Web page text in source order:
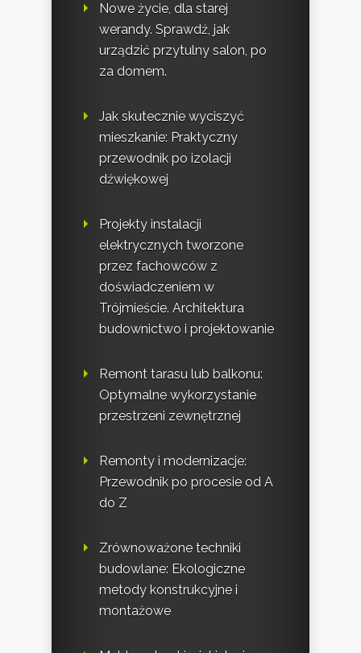
Nowe życie, dla starej
werandy. Sprawdź, jak
urządzić przytulny salon, po
za domem.
Jak skutecznie wyciszyć
mieszkanie: Praktyczny
przewodnik po izolacji
dźwiękowej
Projekty instalacji
elektrycznych tworzone
przez fachowców z
doświadczeniem w
Trójmieście. Architektura
budownictwo i projektowanie
Remont tarasu lub balkonu:
Optymalne wykorzystanie
przestrzeni zewnętrznej
Remonty i modernizacje:
Przewodnik po procesie od A
do Z
Zrównoważone techniki
budowlane: Ekologiczne
metody konstrukcyjne i
montażowe